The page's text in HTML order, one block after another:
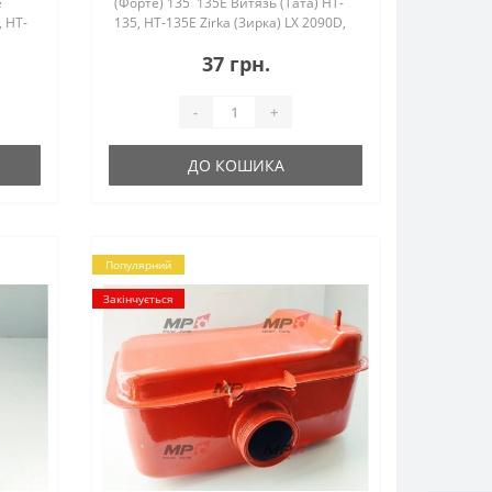
HT-
135, HT-135E Zirka (Зирка) LX 2090D,
37 грн.
- +
ДО КОШИКА
Популярний
Закінчується